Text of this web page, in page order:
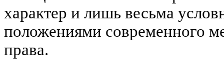
характер и лишь весьма
положениями современного
права.